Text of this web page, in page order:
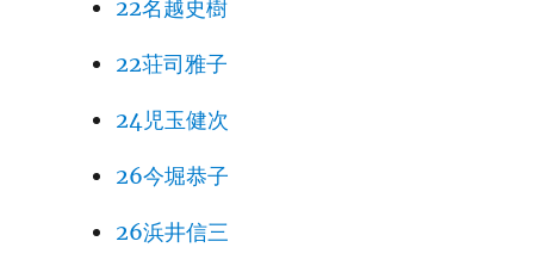
22名越史樹
22荘司雅子
24児玉健次
26今堀恭子
26浜井信三